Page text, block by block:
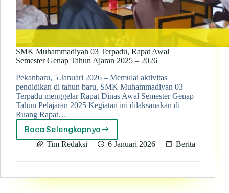
SMK Muhammadiyah 03 Terpadu, Rapat Awal
Semester Genap Tahun Ajaran 2025 – 2026
Pekanbaru, 5 Januari 2026 – Memulai aktivitas
pendidikan di tahun baru, SMK Muhammadiyan 03
Terpadu menggelar Rapat Dinas Awal Semester Genap
Tahun Pelajaran 2025 Kegiatan ini dilaksanakan di
Ruang Rapat…
Baca Selengkapnya
SMK
Muhammadiyah
Terpadu,
Awal
Tim Redaksi 6 Januari 2026 Berita